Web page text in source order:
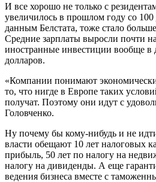
И все хорошо не только с
увеличилось в прошлом году со
данным Белстата, тоже стало
Средние зарплаты выросли почти
иностранные инвестиции вообще в
долларов.
«Компании понимают
то, что нигде в Европе таких
получат. Поэтому они идут с
Головченко.
Ну почему бы кому-нибудь и не
власти обещают 10 лет налоговых
прибыль, 50 лет по налогу на
налогу на дивиденды. А еще
ведения бизнеса вместе с